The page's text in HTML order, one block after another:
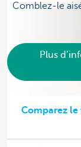
Comblez-le
Plus
Comparez